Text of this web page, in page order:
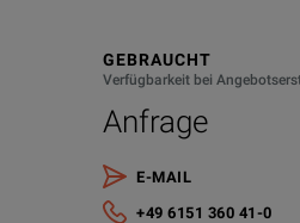
GEBRAUCHT
Verfügbarkeit bei
Anfrage
E-MAIL
+49 6151 360 41-0